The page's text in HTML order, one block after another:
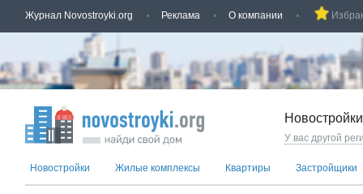
Журнал Novostroyki.org Реклама О компании
У вас другой
Новостройки Жилые комплексы Квартиры Застройщики